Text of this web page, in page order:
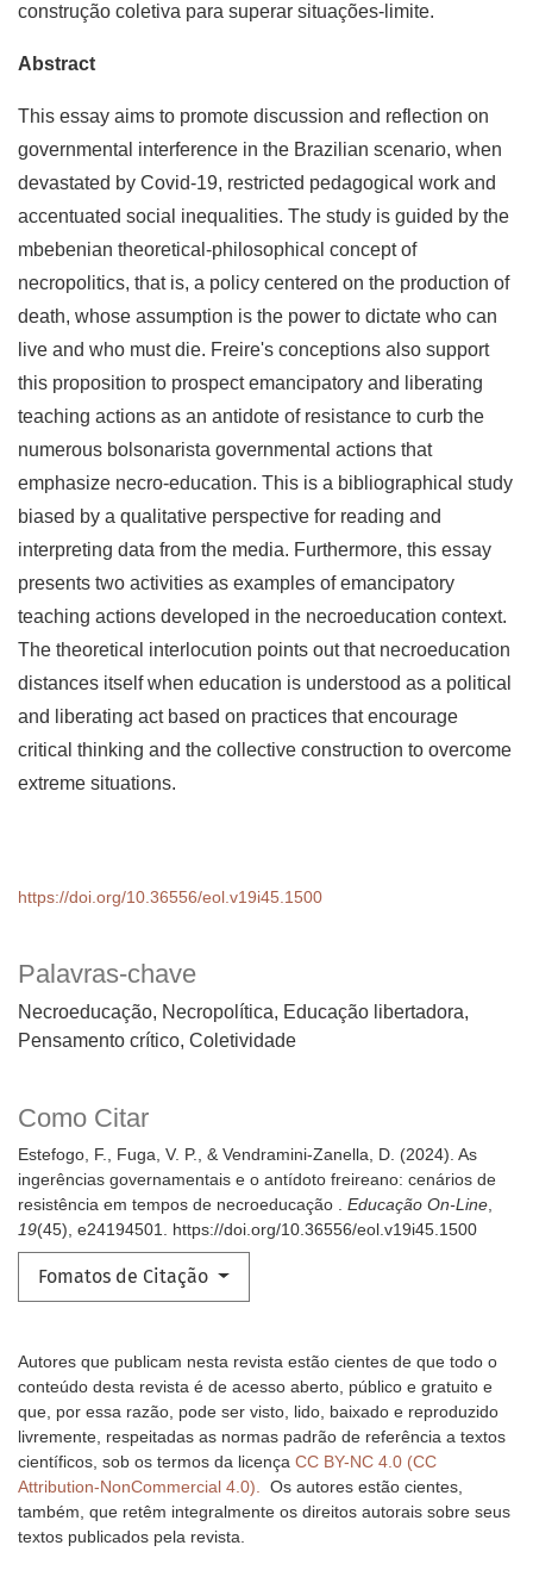
Palavras-chave
Necroeducação, Necropolítica, Educação libertadora,
Pensamento crítico, Coletividade
Como Citar
Estefogo, F., Fuga, V. P., & Vendramini-Zanella, D. (2024). As
ingerências governamentais e o antídoto freireano: cenários de
resistência em tempos de necroeducação . Educação On-Line,
19(45), e24194501. https://doi.org/10.36556/eol.v19i45.1500
Fomatos de Citação
construção coletiva para superar situações-limite.
Abstract
This essay aims to promote discussion and reflection on
governmental interference in the Brazilian scenario, when
devastated by Covid-19, restricted pedagogical work and
accentuated social inequalities. The study is guided by the
mbebenian theoretical-philosophical concept of
necropolitics, that is, a policy centered on the production of
death, whose assumption is the power to dictate who can
live and who must die. Freire's conceptions also support
this proposition to prospect emancipatory and liberating
teaching actions as an antidote of resistance to curb the
numerous bolsonarista governmental actions that
emphasize necro-education. This is a bibliographical study
biased by a qualitative perspective for reading and
interpreting data from the media. Furthermore, this essay
presents two activities as examples of emancipatory
teaching actions developed in the necroeducation context.
The theoretical interlocution points out that necroeducation
distances itself when education is understood as a political
and liberating act based on practices that encourage
critical thinking and the collective construction to overcome
extreme situations.
https://doi.org/10.36556/eol.v19i45.1500
Autores que publicam nesta revista estão cientes de que todo o
conteúdo desta revista é de acesso aberto, público e gratuito e
que, por essa razão, pode ser visto, lido, baixado e reproduzido
livremente, respeitadas as normas padrão de referência a textos
científicos, sob os termos da licença CC BY-NC 4.0 (CC
Attribution-NonCommercial 4.0). Os autores estão cientes,
também, que retêm integralmente os direitos autorais sobre seus
textos publicados pela revista.